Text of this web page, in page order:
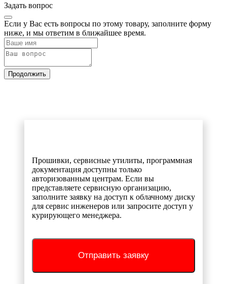
Задать вопрос
Если у Вас есть вопросы по этому товару, заполните форму
ниже, и мы ответим в ближайшее время.
Продолжить
Прошивки, сервисные утилиты, программная
документация доступны только
авторизованным центрам. Если вы
представляете сервисную организацию,
заполните заявку на доступ к облачному диску
для сервис инженеров или запросите доступ у
курирующего менеджера.
Отправить заявку